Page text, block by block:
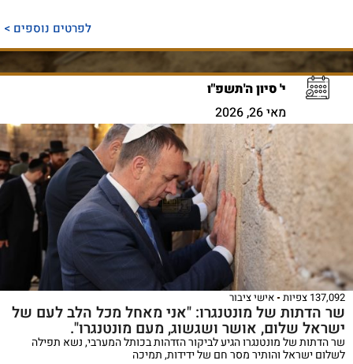
לפרטים נוספים >
י' סיון ה'תשפ"ו
מאי 26, 2026
137,092 צפיות אישי ציבור
שר הדתות של מונטנגרו: "​אני מאחל מכל הלב לעם של
ישראל שלום, אושר ושגשוג, מעם מונטנגרו".
שר הדתות של מונטנגרו הגיע לביקור הזדהות בכותל המערבי, נשא תפילה
לשלום ישראל והותיר מסר חם של ידידות, תמיכה